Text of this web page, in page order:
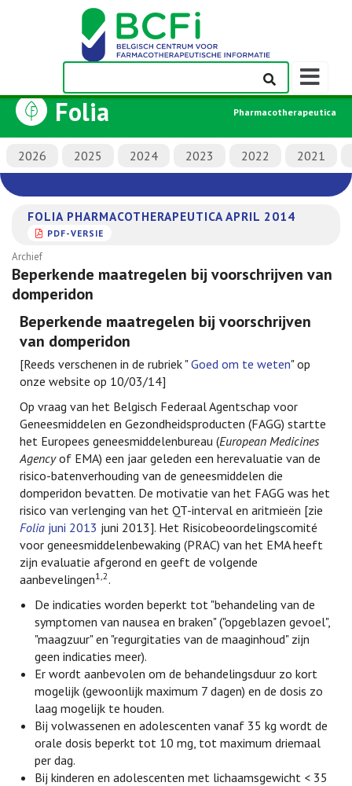
Folia Pharmacotherapeutica
2026 2025 2024 2023 2022 2021
FOLIA PHARMACOTHERAPEUTICA APRIL 2014
PDF-VERSIE
Archief
Beperkende maatregelen bij voorschrijven van
domperidon
Beperkende maatregelen bij voorschrijven
van domperidon
[Reeds verschenen in de rubriek "Goed om te weten" op
onze website op 10/03/14]
Op vraag van het Belgisch Federaal Agentschap voor
Geneesmiddelen en Gezondheidsproducten (FAGG) startte
het Europees geneesmiddelenbureau (European Medicines
Agencyof EMA) een jaar geleden een herevaluatie van de
risico-batenverhouding van de geneesmiddelen die
domperidon bevatten. De motivatie van het FAGG was het
risico van verlenging van het QT-interval en aritmieën [zie
Folia juni 2013 juni 2013]. Het Risicobeoordelingscomité
voor geneesmiddelenbewaking (PRAC) van het EMA heeft
zijn evaluatie afgerond en geeft de volgende
aanbevelingen1,2.
De indicaties worden beperkt tot "behandeling van de
symptomen van nausea en braken" ("opgeblazen gevoel",
"maagzuur" en "regurgitaties van de maaginhoud" zijn
geen indicaties meer).
Er wordt aanbevolen om de behandelingsduur zo kort
mogelijk (gewoonlijk maximum 7 dagen) en de dosis zo
laag mogelijk te houden.
Bij volwassenen en adolescenten vanaf 35 kg wordt de
orale dosis beperkt tot 10 mg, tot maximum driemaal
per dag.
Bij kinderen en adolescenten met lichaamsgewicht < 35